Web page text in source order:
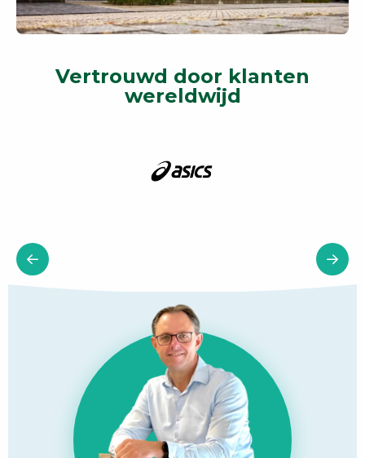
Vertrouwd door klanten
wereldwijd